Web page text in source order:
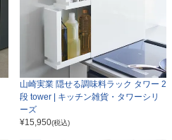
山崎実業 隠せる調味料ラック タワー 2
段 tower | キッチン雑貨・タワーシリ
ーズ
¥15,950(税込)